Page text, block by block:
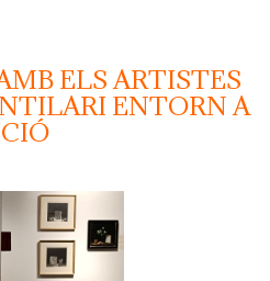
mans expertes: torneja el
ELS ARTISTES
ENTORN A